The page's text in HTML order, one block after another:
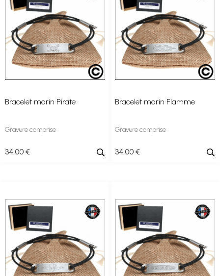
Bracelet marin Pirate
Gravure comprise
34.00 €
Bracelet marin Flamme
Gravure comprise
34.00 €